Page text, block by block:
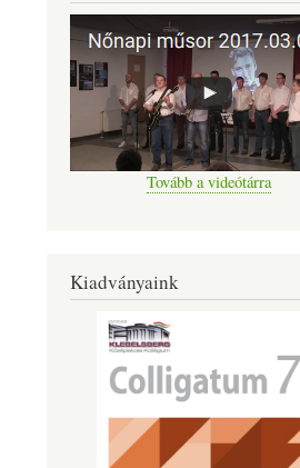
Tovább a videótárra
Kiadványaink